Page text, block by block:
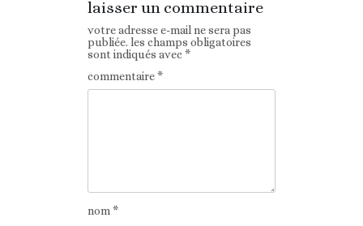
laisser un commentaire
votre adresse e-mail ne sera pas
publiée. les champs obligatoires
sont indiqués avec*
commentaire*
nom*